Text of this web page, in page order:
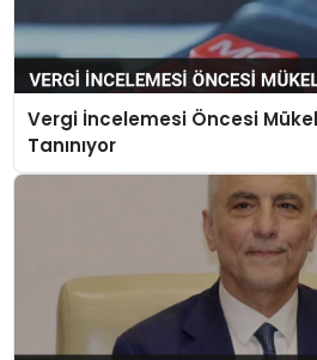
Vergi İncelemesi Öncesi
Tanınıyor